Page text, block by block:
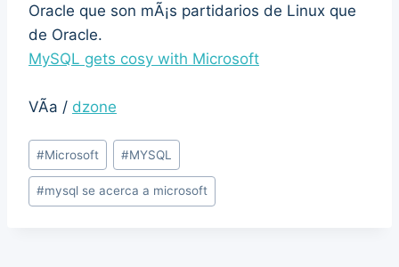
Oracle que son mÃ¡s partidarios de Linux que
de Oracle.
MySQL gets cosy with Microsoft
VÃ­a / dzone
Post
Tags:
#Microsoft #MYSQL
#mysql se acerca a microsoft